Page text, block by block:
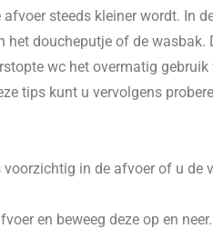
steeds kleiner wordt. In
het doucheputje of de
wc het overmatig
tips kunt u vervolgens
in de afvoer of u
en beweeg deze op en